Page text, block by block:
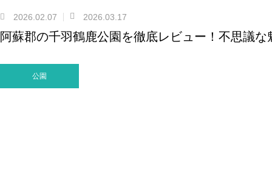
2026.02.07 2026.03.17
阿蘇郡の千羽鶴鹿公園を徹底レビュー！不思議
公園